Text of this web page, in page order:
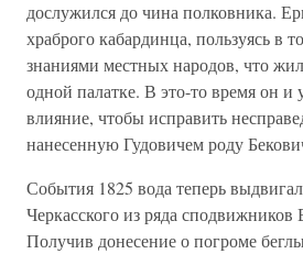
дослужился до чина полковника.
храброго кабардинца, пользуясь в
знаниями местных народов, что
одной палатке. В это-то время он и
влияние, чтобы исправить
нанесенную Гудовичем роду
События 1825 вода теперь
Черкасского из ряда сподвижников
Получив донесение о погроме